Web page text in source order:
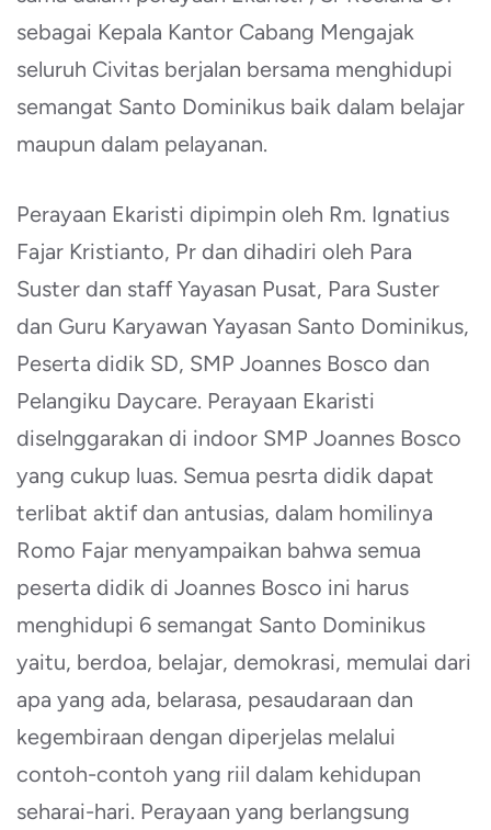
sebagai Kepala Kantor Cabang Mengajak
seluruh Civitas berjalan bersama menghidupi
semangat Santo Dominikus baik dalam belajar
maupun dalam pelayanan.
Perayaan Ekaristi dipimpin oleh Rm. Ignatius
Fajar Kristianto, Pr dan dihadiri oleh Para
Suster dan staff Yayasan Pusat, Para Suster
dan Guru Karyawan Yayasan Santo Dominikus,
Peserta didik SD, SMP Joannes Bosco dan
Pelangiku Daycare. Perayaan Ekaristi
diselnggarakan di indoor SMP Joannes Bosco
yang cukup luas. Semua pesrta didik dapat
terlibat aktif dan antusias, dalam homilinya
Romo Fajar menyampaikan bahwa semua
peserta didik di Joannes Bosco ini harus
menghidupi 6 semangat Santo Dominikus
yaitu, berdoa, belajar, demokrasi, memulai dari
apa yang ada, belarasa, pesaudaraan dan
kegembiraan dengan diperjelas melalui
contoh-contoh yang riil dalam kehidupan
seharai-hari. Perayaan yang berlangsung